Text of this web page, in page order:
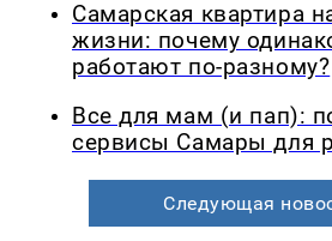
Самарская квартира
жизни: почему
работают по-разному?
Все для мам (и пап):
сервисы Самары для
Следующая